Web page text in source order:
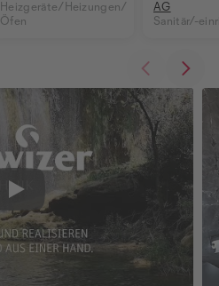
Heizgeräte/Heizungen/
Öfen
AG
Sanitär/-
Play